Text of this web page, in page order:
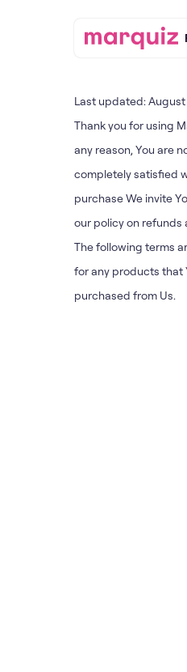
Last updated:
Thank you for using
any reason, You are
completely satisfied
purchase We invite
our policy on refunds
The following terms
for any products that
purchased from Us.